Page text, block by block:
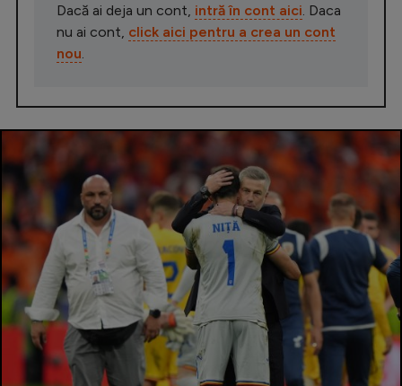
Dacă ai deja un cont, intră în cont aici . Daca
nu ai cont, click aici pentru a crea un cont
nou